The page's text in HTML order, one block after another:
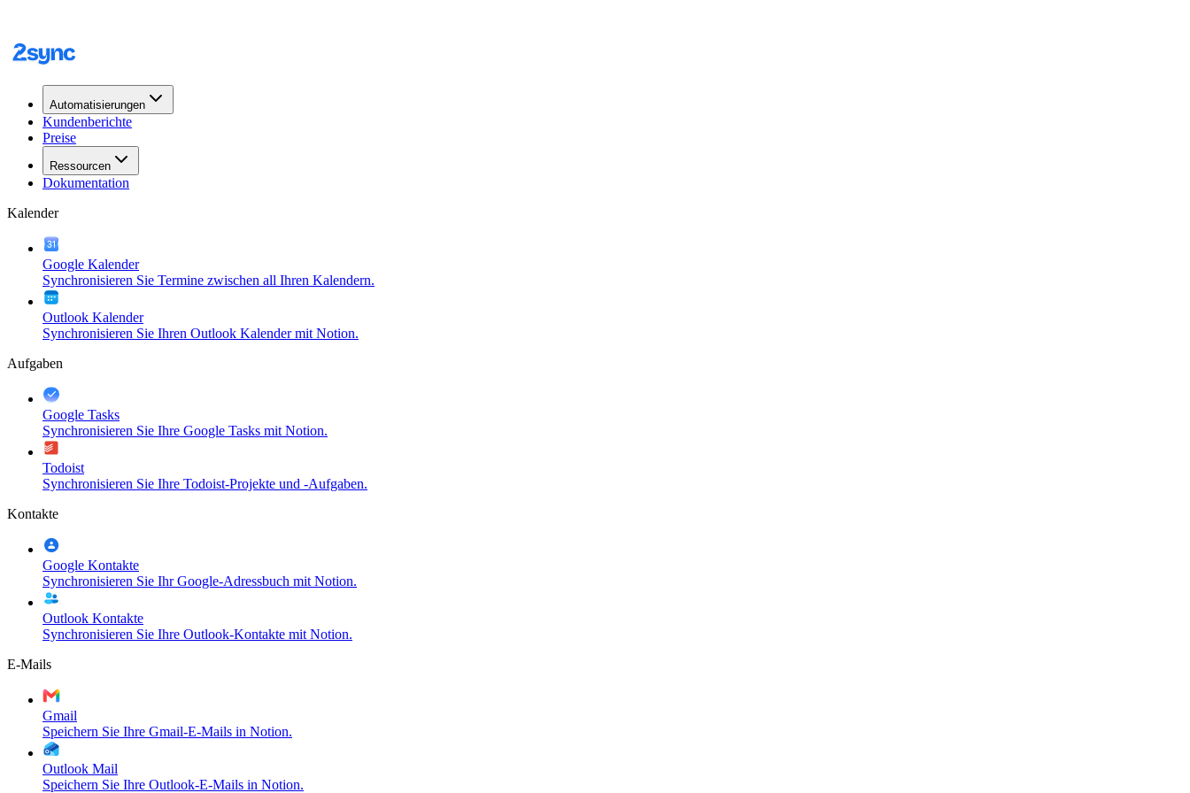
Automatisierungen
Kundenberichte
Preise
Ressourcen
Dokumentation
Kalender
Google Kalender
Synchronisieren Sie Termine zwischen all Ihren Kalendern.
Outlook Kalender
Synchronisieren Sie Ihren Outlook Kalender mit Notion.
Aufgaben
Google Tasks
Synchronisieren Sie Ihre Google Tasks mit Notion.
Todoist
Synchronisieren Sie Ihre Todoist-Projekte und -Aufgaben.
Kontakte
Google Kontakte
Synchronisieren Sie Ihr Google-Adressbuch mit Notion.
Outlook Kontakte
Synchronisieren Sie Ihre Outlook-Kontakte mit Notion.
E-Mails
Gmail
Speichern Sie Ihre Gmail-E-Mails in Notion.
Outlook Mail
Speichern Sie Ihre Outlook-E-Mails in Notion.